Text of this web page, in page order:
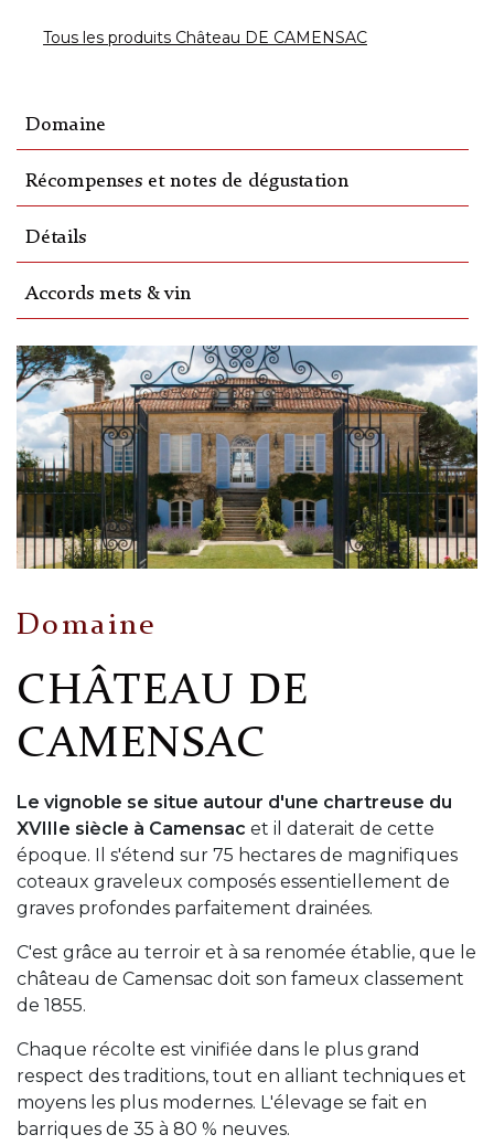
Tous les produits Château DE CAMENSAC
Domaine
Récompenses et notes de dégustation
Détails
Accords mets & vin
Domaine
CHÂTEAU DE
CAMENSAC
Le vignoble se situe autour d'une chartreuse du
XVIIIe siècle à Camensac et il daterait de cette
époque. Il s'étend sur 75 hectares de magnifiques
coteaux graveleux composés essentiellement de
graves profondes parfaitement drainées.
C'est grâce au terroir et à sa renomée établie, que le
château de Camensac doit son fameux classement
de 1855.
Chaque récolte est vinifiée dans le plus grand
respect des traditions, tout en alliant techniques et
moyens les plus modernes. L'élevage se fait en
barriques de 35 à 80 % neuves.